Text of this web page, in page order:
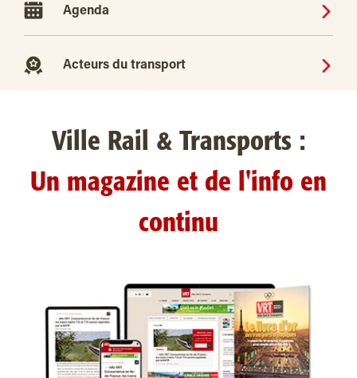
Agenda
Acteurs du transport
Ville Rail & Transports :
Un magazine et de l'info en
continu